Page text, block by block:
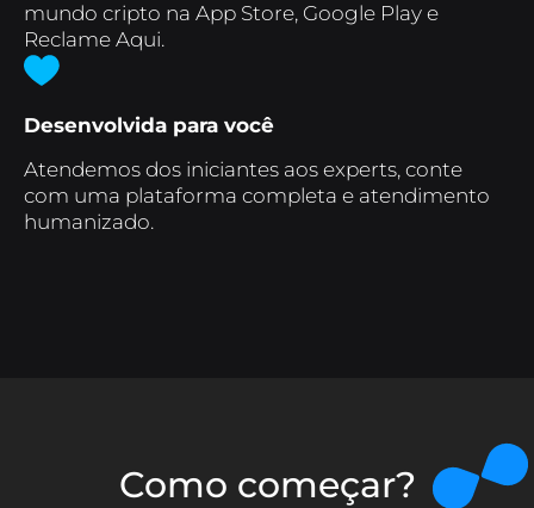
mundo cripto na App Store, Google Play e
Reclame Aqui.
Desenvolvida para você
Atendemos dos iniciantes aos experts, conte
com uma plataforma completa e atendimento
humanizado.
Como começar?